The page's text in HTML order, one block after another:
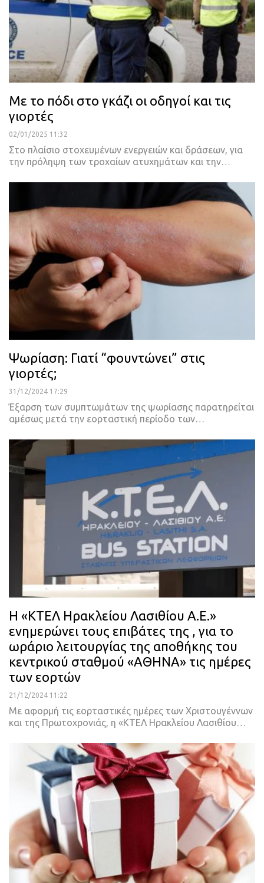
Με το πόδι στο γκάζι οι οδηγοί και τις
γιορτές
02/01/2025 11:32
Στο πλαίσιο στοχευμένων ενεργειών και δράσεων, για
την πρόληψη των τροχαίων ατυχημάτων και την…
Ψωρίαση: Γιατί “φουντώνει” στις
γιορτές;
31/12/2024 17:29
Έξαρση των συμπτωμάτων της ψωρίασης παρατηρείται
αμέσως μετά την εορταστική περίοδο των…
Η «ΚΤΕΛ Ηρακλείου Λασιθίου Α.Ε.»
ενημερώνει τους επιβάτες της , για το
ωράριο λειτουργίας της αποθήκης του
κεντρικού σταθμού «ΑΘΗΝΑ» τις ημέρες
των εορτών
21/12/2024 11:22
Με αφορμή τις εορταστικές ημέρες των Χριστουγέννων
και της Πρωτοχρονιάς, η «ΚΤΕΛ Ηρακλείου Λασιθίου…